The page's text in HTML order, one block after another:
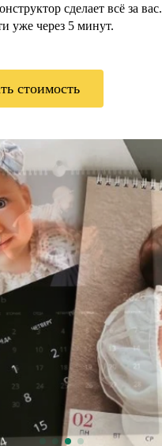
сделает всё за вас.
уже через 5 минут.
стоимость